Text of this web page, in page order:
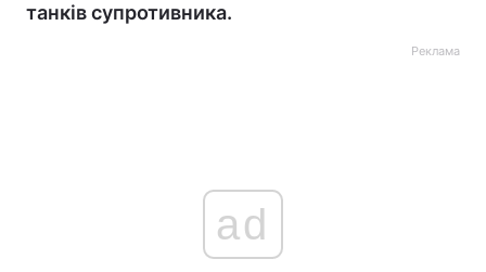
танків супротивника.
Реклама
ad